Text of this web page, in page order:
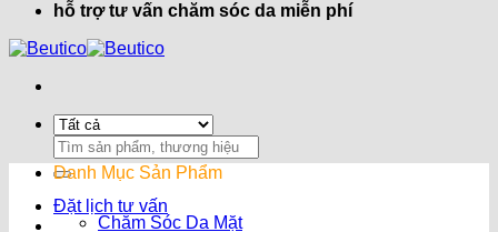
hỗ trợ tư vấn chăm sóc da miễn phí
Search
for:
Đặt lịch tư vấn
Danh Mục Sản Phẩm
Chăm Sóc Da Mặt